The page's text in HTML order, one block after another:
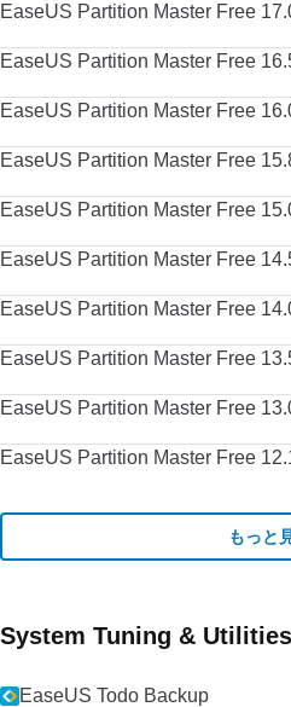
EaseUS Partition Master Free
EaseUS Partition Master Free
EaseUS Partition Master Free
EaseUS Partition Master Free
EaseUS Partition Master Free
EaseUS Partition Master Free
EaseUS Partition Master Free
EaseUS Partition Master Free
EaseUS Partition Master Free
EaseUS Partition Master Free
もっと
System Tuning &
EaseUS Todo Backup